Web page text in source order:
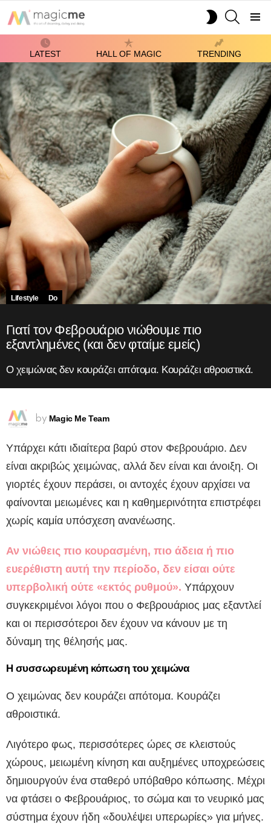
SWITCH
LATEST HALL OF MAGIC TRENDING
Lifestyle Do
Γιατί τον Φεβρουάριο νιώθουμε πιο
εξαντλημένες (και δεν φταίμε εμείς)
Ο χειμώνας δεν κουράζει απότομα. Κουράζει αθροιστικά.
by Magic Me Team
Υπάρχει κάτι ιδιαίτερα βαρύ στον Φεβρουάριο. Δεν
είναι ακριβώς χειμώνας, αλλά δεν είναι και άνοιξη. Οι
γιορτές έχουν περάσει, οι αντοχές έχουν αρχίσει να
φαίνονται μειωμένες και η καθημερινότητα επιστρέφει
χωρίς καμία υπόσχεση ανανέωσης.
Αν νιώθεις πιο κουρασμένη, πιο άδεια ή πιο
ευερέθιστη αυτή την περίοδο, δεν είσαι ούτε
υπερβολική ούτε «εκτός ρυθμού». Υπάρχουν
συγκεκριμένοι λόγοι που ο Φεβρουάριος μας εξαντλεί
και οι περισσότεροι δεν έχουν να κάνουν με τη
δύναμη της θέλησής μας.
Η συσσωρευμένη κόπωση του χειμώνα
Ο χειμώνας δεν κουράζει απότομα. Κουράζει
αθροιστικά.
Λιγότερο φως, περισσότερες ώρες σε κλειστούς
χώρους, μειωμένη κίνηση και αυξημένες υποχρεώσεις
δημιουργούν ένα σταθερό υπόβαθρο κόπωσης. Μέχρι
να φτάσει ο Φεβρουάριος, το σώμα και το νευρικό μας
σύστημα έχουν ήδη «δουλέψει υπερωρίες» για μήνες.